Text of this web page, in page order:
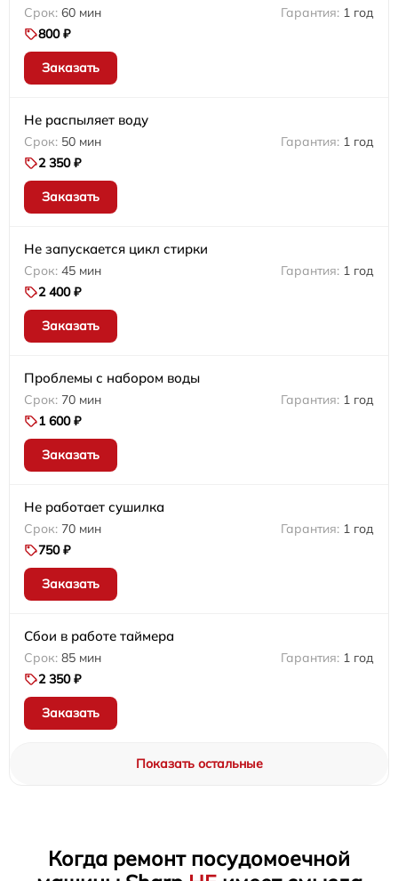
60 мин
1 год
800 ₽
Заказать
Не распыляет воду
50 мин
1 год
2 350 ₽
Заказать
Не запускается цикл стирки
45 мин
1 год
2 400 ₽
Заказать
Проблемы с набором воды
70 мин
1 год
1 600 ₽
Заказать
Не работает сушилка
70 мин
1 год
750 ₽
Заказать
Сбои в работе таймера
85 мин
1 год
2 350 ₽
Заказать
Показать остальные
Когда ремонт посудомоечной